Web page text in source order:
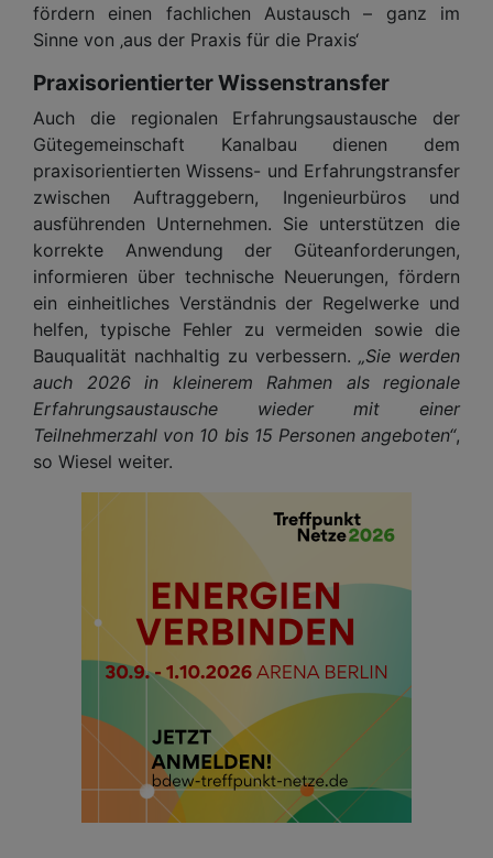
fördern einen fachlichen Austausch – ganz im
Sinne von ‚aus der Praxis für die Praxis‘
Praxisorientierter Wissenstransfer
Auch die regionalen Erfahrungsaustausche der
Gütegemeinschaft Kanalbau dienen dem
praxisorientierten Wissens- und Erfahrungstransfer
zwischen Auftraggebern, Ingenieurbüros und
ausführenden Unternehmen. Sie unterstützen die
korrekte Anwendung der Güteanforderungen,
informieren über technische Neuerungen, fördern
ein einheitliches Verständnis der Regelwerke und
helfen, typische Fehler zu vermeiden sowie die
Bauqualität nachhaltig zu verbessern. „Sie werden
auch 2026 in kleinerem Rahmen als regionale
Erfahrungsaustausche wieder mit einer
Teilnehmerzahl von 10 bis 15 Personen angeboten“,
so Wiesel weiter.